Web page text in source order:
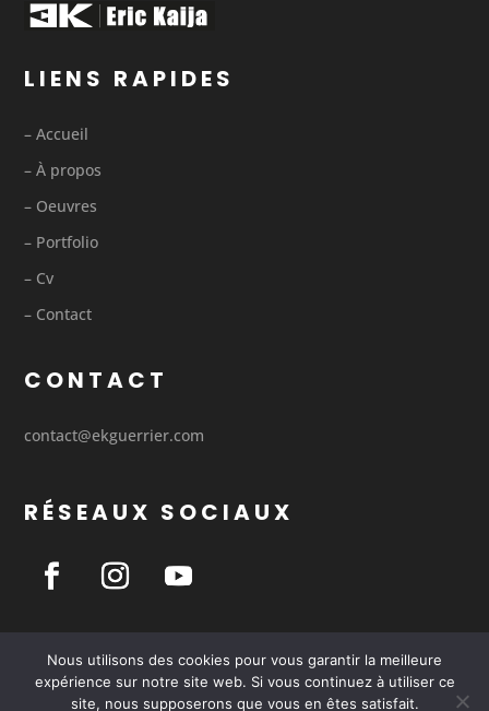
LIENS RAPIDES
– Accueil
– À propos
– Oeuvres
– Portfolio
– Cv
– Contact
CONTACT
contact@ekguerrier.com
RÉSEAUX SOCIAUX
© 2020 – 2021 réalisé et propulsé par –Mathis L–
Nous utilisons des cookies pour vous garantir la meilleure
expérience sur notre site web. Si vous continuez à utiliser ce
site, nous supposerons que vous en êtes satisfait.